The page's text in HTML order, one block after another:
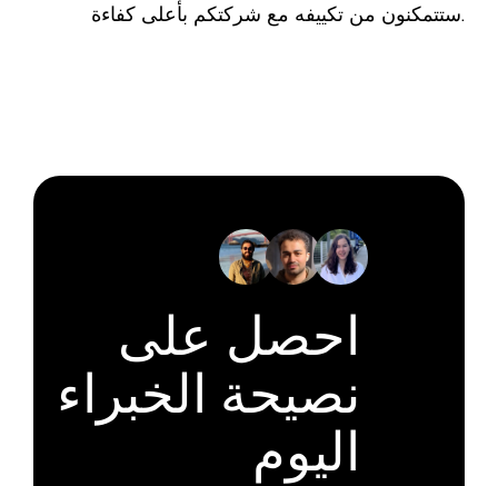
ستتمكنون من تكييفه مع شركتكم بأعلى كفاءة.
احصل على
نصيحة الخبراء
اليوم